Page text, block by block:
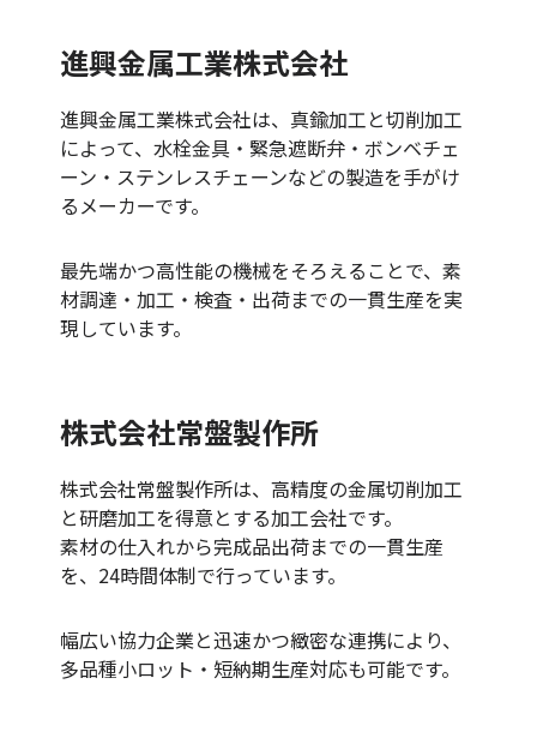
進興金属工業株式会社
進興金属工業株式会社は、真鍮加工と切削加工
によって、水栓金具・緊急遮断弁・ボンベチェ
ーン・ステンレスチェーンなどの製造を手がけ
るメーカーです。
最先端かつ高性能の機械をそろえることで、素
材調達・加工・検査・出荷までの一貫生産を実
現しています。
株式会社常盤製作所
株式会社常盤製作所は、高精度の金属切削加工
と研磨加工を得意とする加工会社です。
素材の仕入れから完成品出荷までの一貫生産
を、24時間体制で行っています。
幅広い協力企業と迅速かつ緻密な連携により、
多品種小ロット・短納期生産対応も可能です。